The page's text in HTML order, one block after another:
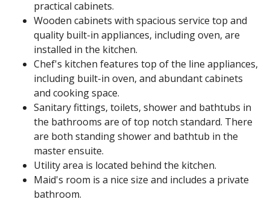
practical cabinets.
Wooden cabinets with spacious service top and
quality built-in appliances, including oven, are
installed in the kitchen.
Chef's kitchen features top of the line appliances,
including built-in oven, and abundant cabinets
and cooking space.
Sanitary fittings, toilets, shower and bathtubs in
the bathrooms are of top notch standard. There
are both standing shower and bathtub in the
master ensuite.
Utility area is located behind the kitchen.
Maid's room is a nice size and includes a private
bathroom.